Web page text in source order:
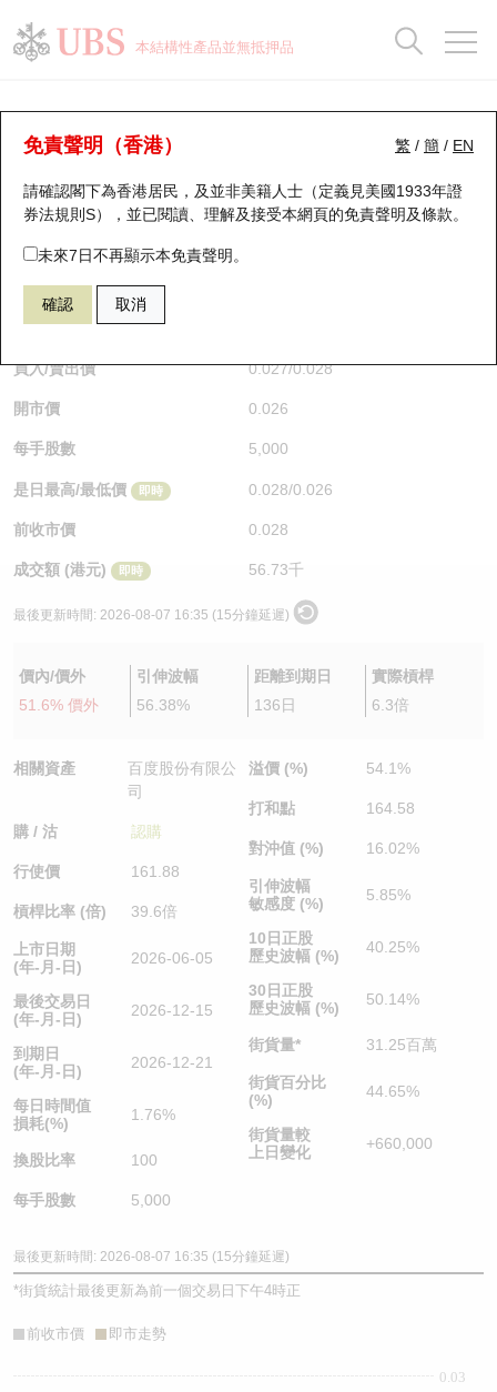
本結構性產品並無抵押品
繁 / 簡 / EN
免責聲明（香港）
請確認閣下為香港居民，及並非美籍人士（定義見美國1933年證
券法規則S），並已閱讀、理解及接受本網頁的免責聲明及條款。
未來7日不再顯示本免責聲明。
確認 取消
認股證分析儀
表現 街貨統計 比較
13338 瑞銀認購 9888 百度股份有限公司
$0.027 0.001
買入/賣出價 0.027/0.028
開市價 0.026
每手股數 5,000
是日最高/最低價 即時 0.028/0.026
前收市價 0.028
成交額 (港元) 即時 56.73千
最後更新時間: 2026-08-07 16:35 (15分鐘延遲)
價內/價外
51.6% 價外
引伸波幅
56.38%
距離到期日
136日
實際槓桿
6.3倍
相關資產
百度股份有限公
司
購 / 沽 認購
行使價 161.88
槓桿比率 (倍) 39.6倍
上市日期
(年-月-日)
2026-06-05
最後交易日
(年-月-日)
2026-12-15
到期日
(年-月-日)
2026-12-21
每日時間值
損耗(%)
1.76%
換股比率 100
每手股數 5,000
溢價 (%) 54.1%
打和點 164.58
對沖值 (%) 16.02%
引伸波幅
敏感度 (%)
5.85%
10日正股
歷史波幅 (%)
40.25%
30日正股
歷史波幅 (%)
50.14%
街貨量* 31.25百萬
街貨百分比
(%)
44.65%
街貨量較
上日變化
+660,000
最後更新時間: 2026-08-07 16:35 (15分鐘延遲)
*街貨統計最後更新為前一個交易日下午4時正
前收市價 即市走勢
0.03
瑞銀認股證一覽
新發行瑞銀認股證
即將到期認股證
認股證到期結算價查詢
認股證分析儀
認股證速算機
認股證/牛熊證日誌
認股證文件及公告
街貨統計
比較
牛熊全景快搜
牛熊證搜尋
牛熊證街貨分佈圖
正股牛熊證列表
新發行瑞銀牛熊證
已收回牛熊證剩餘價值
牛熊證到期結算價查詢
牛熊證分析儀
街貨統計
比較
十大升幅/跌幅
十大認股證成交分佈
十天股證佔大市成交
資金流
街貨統計
三十大平均引伸波幅
正股分析儀
二十大活躍股份
恒指成份股
國指成份股
科指成份股
相關資產沽空
中資ETFs溢價比較
AH 股價對照
持股比重
顯示所有持股比重
每月輪證大市專題
輪證專欄
講座及教育短片
認股證投資者教育
牛熊證投資者教育
認股證牛熊證常問問題